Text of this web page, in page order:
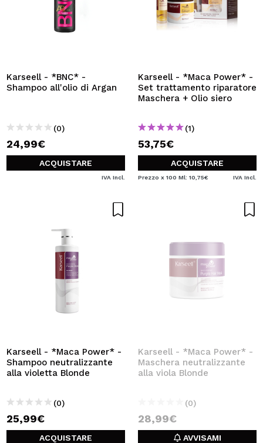
Karseell - *BNC* -
Shampoo all'olio di Argan
(0)
24,99€
ACQUISTARE
IVA Incl.
Karseell - *Maca Power* -
Set trattamento riparatore
Maschera + Olio siero
(1)
53,75€
ACQUISTARE
Prezzo x 100 Ml: 10,75€ IVA Incl.
Karseell - *Maca Power* -
Shampoo neutralizzante
alla violetta Blonde
(0)
25,99€
ACQUISTARE
Karseell - *Maca Power* -
Maschera neutralizzante
alla viola Blonde
(0)
28,99€
AVVISAMI